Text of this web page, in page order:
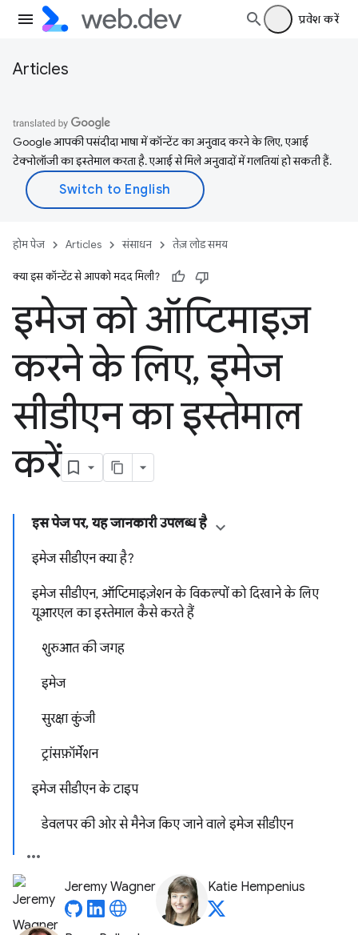
प्रवेश करें
Articles
Google आपकी पसंदीदा भाषा में कॉन्टेंट का अनुवाद करने के लिए, एआई
टेक्नोलॉजी का इस्तेमाल करता है. एआई से मिले अनुवादों में गलतियां हो सकती हैं.
होम पेज Articles संसाधन तेज़ लोड समय
क्या इस कॉन्टेंट से आपको मदद मिली?
इमेज को ऑप्टिमाइज़
करने के लिए,इमेज
सीडीएन का इस्तेमाल
करें
इस पेज पर, यह जानकारी उपलब्ध है
इमेज सीडीएन क्या है?
इमेज सीडीएन, ऑप्टिमाइज़ेशन के विकल्पों को दिखाने के लिए
यूआरएल का इस्तेमाल कैसे करते हैं
शुरुआत की जगह
इमेज
सुरक्षा कुंजी
ट्रांसफ़ॉर्मेशन
इमेज सीडीएन के टाइप
डेवलपर की ओर से मैनेज किए जाने वाले इमेज सीडीएन
Jeremy Wagner Katie Hempenius